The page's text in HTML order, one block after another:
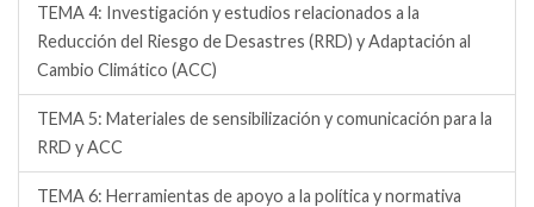
TEMA 4: Investigación y estudios relacionados a la
Reducción del Riesgo de Desastres (RRD) y Adaptación al
Cambio Climático (ACC)
TEMA 5: Materiales de sensibilización y comunicación para la
RRD y ACC
TEMA 6: Herramientas de apoyo a la política y normativa